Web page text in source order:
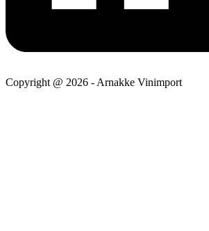
Copyright @ 2026 - Arnakke Vinimport